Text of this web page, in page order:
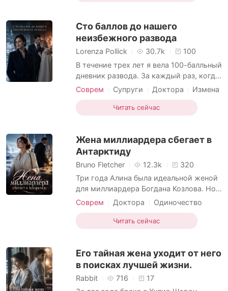
свое долгожданное счастье. Пока
решила сделать жениху сюрприз. По
геолокации я нашла его не
Сто баллов до нашего
неизбежного развода
Lorenza Pollick 30.7k
100
В течение трех лет я вела 100-балльный
дневник развода. За каждый раз, когда
мой муж-миллиардер Артём
я вычитала баллы. Счет обнулился в тот
день, когда на благотворительном
хрустальная люстра. В долю секунды,
когда решалось,
Соврем Супруги Доктора
Измена
Беременна
Развод
Читать сейчас
Жена миллиардера сбегает в
Антарктиду
Bruno Fletcher 12.3k
320
Три года Алина была идеальной женой
для миллиардера Богдана Козлова. Но в
день их годовщины он так и не
видео: Богдан нежно обнимает за
талию свою вернувшуюся из Европы
курьер сухо передал дежурную
извинительную записку, напеч
Соврем Доктора
Одиночество
Холодная любовь
Читать сейчас
Его тайная жена уходит от него
в поисках лучшей жизни.
Rabbit 716
17